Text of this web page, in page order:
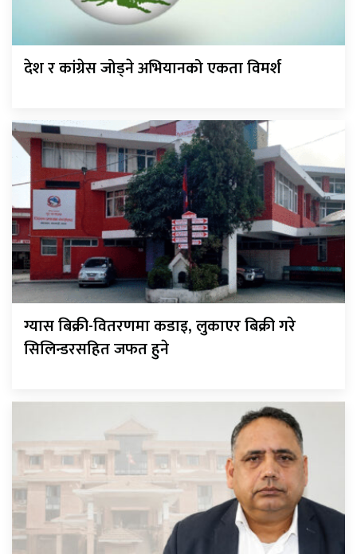
देश र कांग्रेस जोड्ने अभियानको एकता विमर्श
ग्यास बिक्री-वितरणमा कडाइ, लुकाएर बिक्री गरे
सिलिन्डरसहित जफत हुने